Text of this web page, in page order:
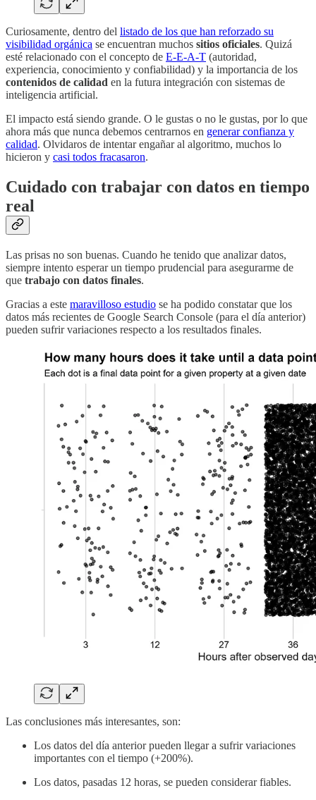
Curiosamente, dentro del listado de los que han reforzado su
visibilidad orgánica se encuentran muchos sitios oficiales. Quizá
esté relacionado con el concepto de E-E-A-T (autoridad,
experiencia, conocimiento y confiabilidad) y la importancia de los
contenidos de calidad en la futura integración con sistemas de
inteligencia artificial.
El impacto está siendo grande. O le gustas o no le gustas, por lo que
ahora más que nunca debemos centrarnos en generar confianza y
calidad. Olvidaros de intentar engañar al algoritmo, muchos lo
hicieron y casi todos fracasaron.
Cuidado con trabajar con datos en tiempo
real
Las prisas no son buenas. Cuando he tenido que analizar datos,
siempre intento esperar un tiempo prudencial para asegurarme de
que trabajo con datos finales.
Gracias a este maravilloso estudio se ha podido constatar que los
datos más recientes de Google Search Console (para el día anterior)
pueden sufrir variaciones respecto a los resultados finales.
Las conclusiones más interesantes, son:
Los datos del día anterior pueden llegar a sufrir variaciones
importantes con el tiempo (+200%).
Los datos, pasadas 12 horas, se pueden considerar fiables.